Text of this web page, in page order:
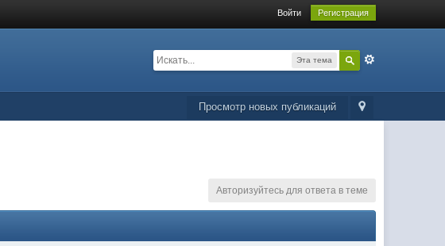
Войти Регистрация
Эта тема
Просмотр новых публикаций
Авторизуйтесь для ответа в теме